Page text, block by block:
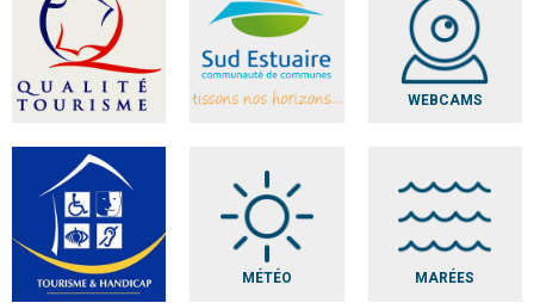
WEBCAMS
MÉTÉO MARÉES